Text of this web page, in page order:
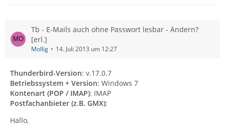
Tb - E-Mails auch ohne Passwort lesbar - Ändern?
[erl.]
Mollig 14. Juli 2013 um 12:27
Thunderbird-Version: v.17.0.7
Betriebssystem + Version: Windows 7
Kontenart (POP / IMAP): IMAP
Postfachanbieter (z.B. GMX):
Hallo,